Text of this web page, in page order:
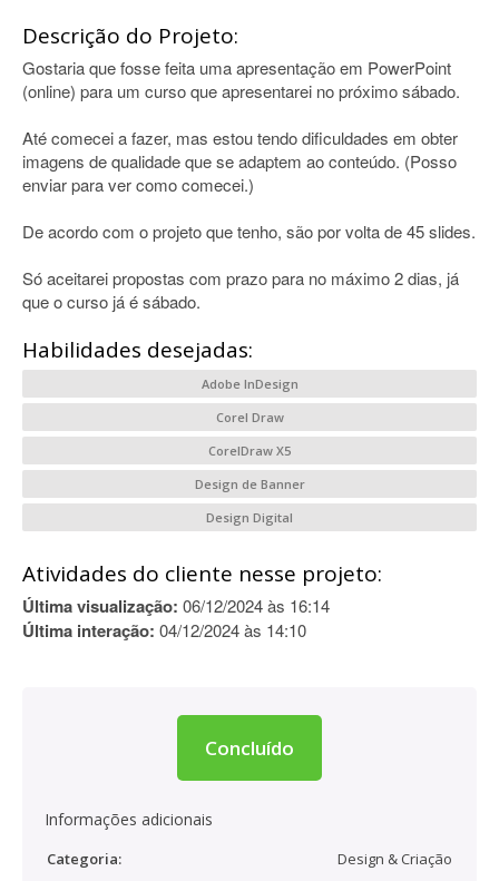
Descrição do Projeto:
Gostaria que fosse feita uma apresentação em PowerPoint
(online) para um curso que apresentarei no próximo sábado.
Até comecei a fazer, mas estou tendo dificuldades em obter
imagens de qualidade que se adaptem ao conteúdo. (Posso
enviar para ver como comecei.)
De acordo com o projeto que tenho, são por volta de 45 slides.
Só aceitarei propostas com prazo para no máximo 2 dias, já
que o curso já é sábado.
Habilidades desejadas:
Adobe InDesign
Corel Draw
CorelDraw X5
Design de Banner
Design Digital
Atividades do cliente nesse projeto:
Última visualização: 06/12/2024 às 16:14
Última interação: 04/12/2024 às 14:10
Concluído
Informações adicionais
Categoria:
Design & Criação